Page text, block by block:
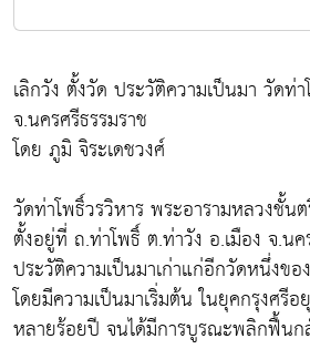
เลิกวัง ตั้งวัด ประวัติความเป็นมา วัดท่
จ.นครศรีธรรมราช
โดย ภูมิ จิระเดชวงศ์
วัดท่าโพธิ์วรวิหาร พระอารามหลวงชั้น
ตั้งอยู่ที่ ถ.ท่าโพธิ์ ต.ท่าวัง อ.เมือง จ.น
ประวัติความเป็นมาเก่าแก่อีกวัดหนึ่งขอ
โดยมีความเป็นมาเริ่มต้น ในยุคกรุงศรี
หลายร้อยปี จนได้มีการบูรณะพลิกฟื้นก